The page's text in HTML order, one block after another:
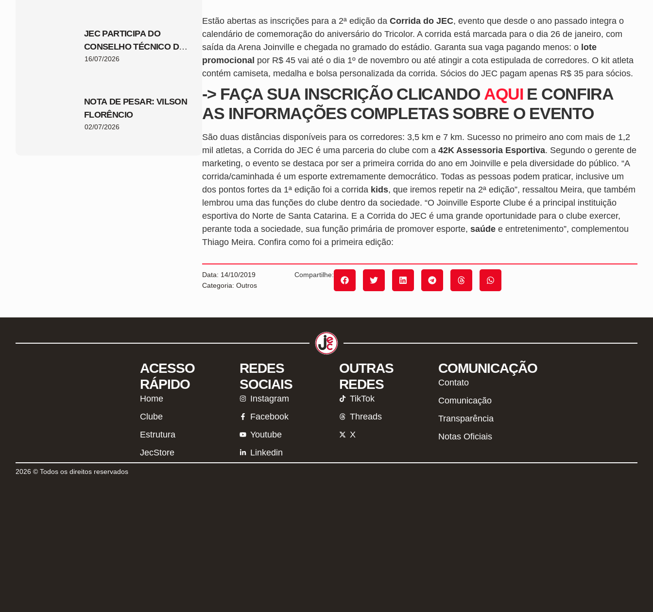
JEC PARTICIPA DO
CONSELHO TÉCNICO DA
COPA SANTA CATARINA
16/07/2026
NOTA DE PESAR: VILSON
FLORÊNCIO
02/07/2026
Estão abertas as inscrições para a 2ª edição da Corrida do JEC, evento que desde o ano passado integra o
calendário de comemoração do aniversário do Tricolor. A corrida está marcada para o dia 26 de janeiro, com
saída da Arena Joinville e chegada no gramado do estádio. Garanta sua vaga pagando menos: o lote
promocional por R$ 45 vai até o dia 1º de novembro ou até atingir a cota estipulada de corredores. O kit atleta
contém camiseta, medalha e bolsa personalizada da corrida. Sócios do JEC pagam apenas R$ 35 para sócios.
-> FAÇA SUA INSCRIÇÃO CLICANDO AQUIE CONFIRA
AS INFORMAÇÕES COMPLETAS SOBRE O EVENTO
São duas distâncias disponíveis para os corredores: 3,5 km e 7 km. Sucesso no primeiro ano com mais de 1,2
mil atletas, a Corrida do JEC é uma parceria do clube com a 42K Assessoria Esportiva. Segundo o gerente de
marketing, o evento se destaca por ser a primeira corrida do ano em Joinville e pela diversidade do público. “A
corrida/caminhada é um esporte extremamente democrático. Todas as pessoas podem praticar, inclusive um
dos pontos fortes da 1ª edição foi a corrida kids, que iremos repetir na 2ª edição”, ressaltou Meira, que também
lembrou uma das funções do clube dentro da sociedade. “O Joinville Esporte Clube é a principal instituição
esportiva do Norte de Santa Catarina. E a Corrida do JEC é uma grande oportunidade para o clube exercer,
perante toda a sociedade, sua função primária de promover esporte, saúde e entretenimento”, complementou
Thiago Meira. Confira como foi a primeira edição:
Data: 14/10/2019
Categoria: Outros
Compartilhe:
ACESSO
RÁPIDO
Home
Clube
Estrutura
JecStore
REDES
SOCIAIS
Instagram
Facebook
Youtube
Linkedin
OUTRAS
REDES
TikTok
Threads
X
COMUNICAÇÃO
Contato
Comunicação
Transparência
Notas Oficiais
2026 © Todos os direitos reservados